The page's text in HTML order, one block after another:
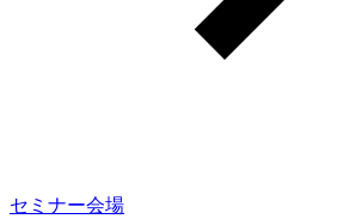
セミナー会場